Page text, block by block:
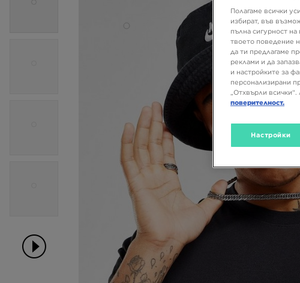
Полагаме всички
избират, във
пълна сигурност
твоето поведение
да ти предлагаме
реклами и да
и настройките за
персонализирани
„Отхвърли
поверителност.
Настройки